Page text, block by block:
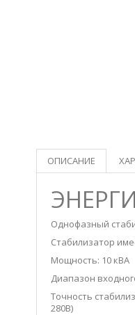
ОПИСАНИЕ
Однофазный
Стабилизатор
Мощность: 10 кВА
Диапазон
Точность
280В)